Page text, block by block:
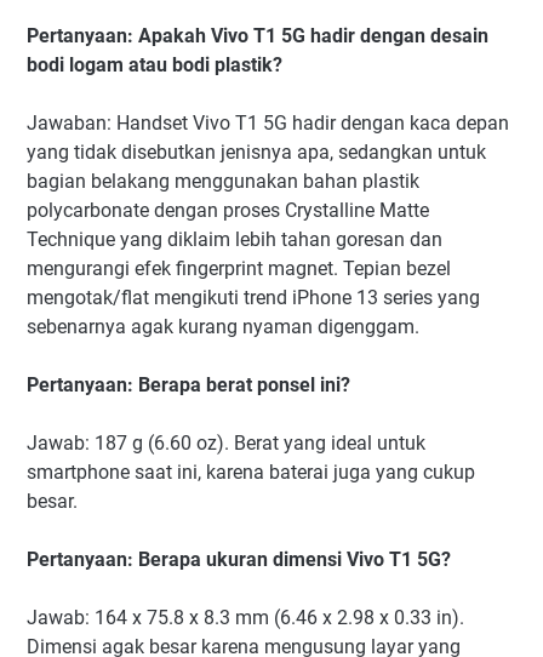
Pertanyaan: Apakah Vivo T1 5G hadir dengan desain
bodi logam atau bodi plastik?
Jawaban: Handset Vivo T1 5G hadir dengan kaca depan
yang tidak disebutkan jenisnya apa, sedangkan untuk
bagian belakang menggunakan bahan plastik
polycarbonate dengan proses Crystalline Matte
Technique yang diklaim lebih tahan goresan dan
mengurangi efek fingerprint magnet. Tepian bezel
mengotak/flat mengikuti trend iPhone 13 series yang
sebenarnya agak kurang nyaman digenggam.
Pertanyaan: Berapa berat ponsel ini?
Jawab: 187 g (6.60 oz). Berat yang ideal untuk
smartphone saat ini, karena baterai juga yang cukup
besar.
Pertanyaan: Berapa ukuran dimensi Vivo T1 5G?
Jawab: 164 x 75.8 x 8.3 mm (6.46 x 2.98 x 0.33 in).
Dimensi agak besar karena mengusung layar yang